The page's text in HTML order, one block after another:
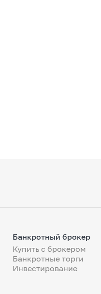
Банкротный брокер
Купить с брокером
Банкротные торги
Инвестирование